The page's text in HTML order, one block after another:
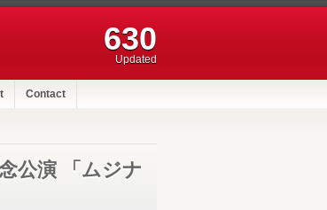
630
Updated
Contact
公演 「ムジナ